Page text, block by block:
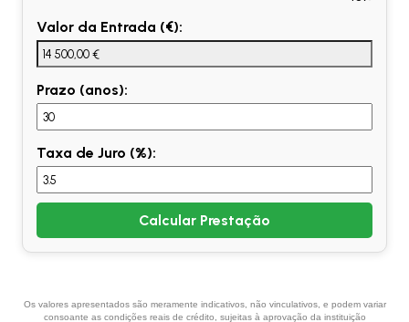
Valor da Entrada (€):
Prazo (anos):
Taxa de Juro (%):
Calcular Prestação
Os valores apresentados são meramente indicativos, não vinculativos, e podem variar
consoante as condições reais de crédito, sujeitas à aprovação da instituição